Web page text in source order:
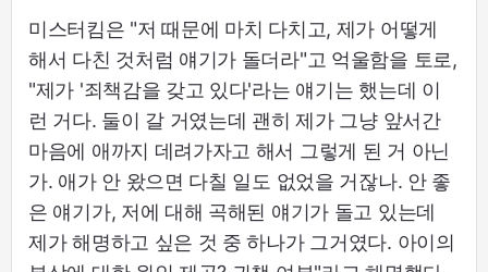
미스터킴은 "저 때문에 마치 다치고, 제가 어떻게
해서 다친 것처럼 얘기가 돌더라"고 억울함을 토로,
"제가 '죄책감을 갖고 있다'라는 얘기는 했는데 이
런 거다. 둘이 갈 거였는데 괜히 제가 그냥 앞서간
마음에 애까지 데려가자고 해서 그렇게 된 거 아닌
가. 애가 안 왔으면 다칠 일도 없었을 거잖나. 안 좋
은 얘기가, 저에 대해 곡해된 얘기가 돌고 있는데
제가 해명하고 싶은 것 중 하나가 그거였다. 아이의